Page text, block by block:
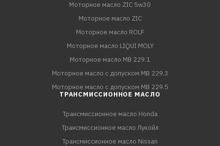
Моторное масло ZIC 5w30
Моторное масло ZIC
Моторное масло ROLF
Моторное масло LIQUI MOLY
Моторное масло MB 229.1
Моторное масло с допуском MB 229.3
Моторное масло с допуском MB 229.5
ТРАНСМИССИОННОЕ МАСЛО
Трансмиссионное масло Honda
Трансмиссионное масло Лукойл
Трансмиссионное масло Nissan